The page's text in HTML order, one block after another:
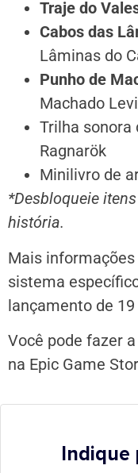
Traje do
Cabos das
Lâminas do
Punho de
Machado
Trilha sonora
Ragnarök
Minilivro de
*Desbloqueie
história.
Mais
sistema
lançamento de
Você pode fazer
na Epic Game
Indique